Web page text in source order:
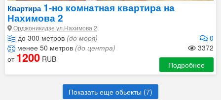
Квартира1-но комнатная квартира на
Нахимова 2
Орджоникидзе ул.Нахимова 2
до 300 метров (до моря)
0
менее 50 метров (до центра)
3372
от 1200 RUB
Подробнее
Показать еще обьекты (7)